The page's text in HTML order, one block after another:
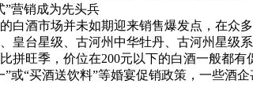
营销成为先头兵
酒市场并未如期迎来销售爆发点，在众多
皇台星级、古河州中华牡丹、古河州星级
旺季，价位在200元以下的白酒一般都有
或“买酒送饮料”等婚宴促销政策，一些酒